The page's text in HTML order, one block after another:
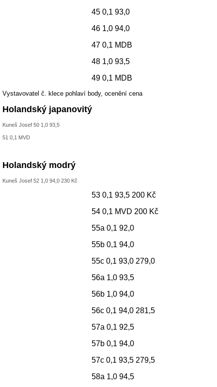
45 0,1 93,0
46 1,0 94,0
47 0,1 MDB
48 1,0 93,5
49 0,1 MDB
Vystavovatel č. klece pohlaví body, ocenění cena
Holandský japanovitý
Kuneš Josef 50 1,0 93,5
51 0,1 MVD
Holandský modrý
Kuneš Josef 52 1,0 94,0 230 Kč
53 0,1 93,5 200 Kč
54 0,1 MVD 200 Kč
55a 0,1 92,0
55b 0,1 94,0
55c 0,1 93,0 279,0
56a 1,0 93,5
56b 1,0 94,0
56c 0,1 94,0 281,5
57a 0,1 92,5
57b 0,1 94,0
57c 0,1 93,5 279,5
58a 1,0 94,5